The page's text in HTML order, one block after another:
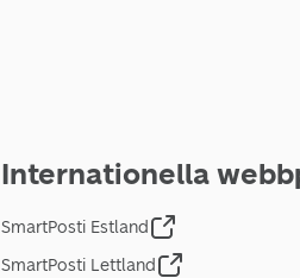
Internationella
SmartPosti Estland
SmartPosti Lettland